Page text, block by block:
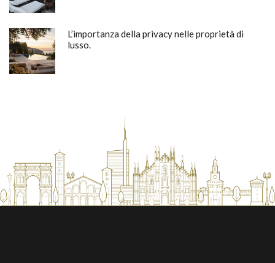
L’importanza della privacy nelle proprietà di
lusso.